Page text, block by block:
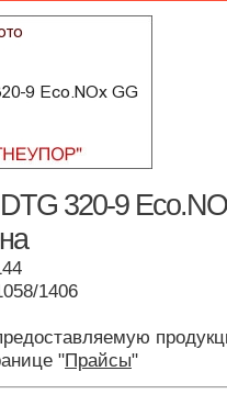
320-9
1406
"Прайсы"